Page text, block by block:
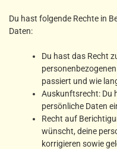
Du hast folgende Rechte in
Daten:
Du hast das Recht
passiert und wie
Auskunftsrecht: Du
persönliche Daten
Recht auf
wünscht, deine
korrigieren sowie